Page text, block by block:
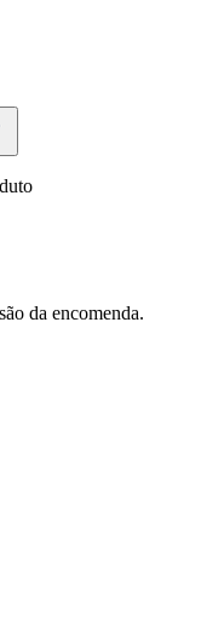
da encomenda.